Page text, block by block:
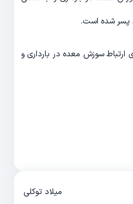
پسر شده است.
ارتباط سوزش معده در بارداری و
میلاد توکلی